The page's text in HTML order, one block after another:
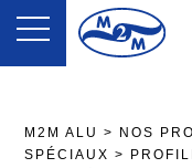
M2M ALU > NOS
SPÉCIAUX >